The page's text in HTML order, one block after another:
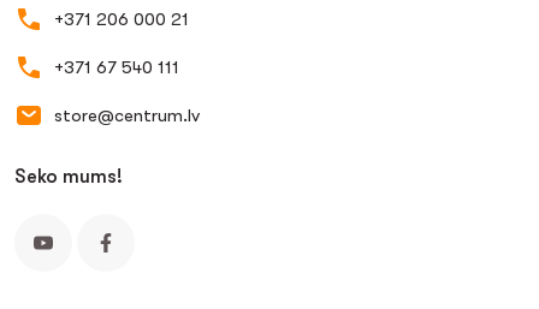
+371 206 000 21
+371 67 540 111
store@centrum.lv
Seko mums!